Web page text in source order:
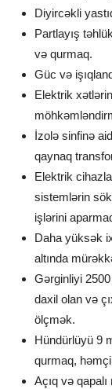
Diyircəkli
Partlayış
və qurmaq.
Güc və
Elektrik
İzolə sinfinə
qaynaq
Elektrik
sistemlərin
işlərini
Daha yüksək
altında
Gərginliyi 2500
daxil olan və
ölçmək.
Hündürlüyü 9
qurmaq,
Açıq və